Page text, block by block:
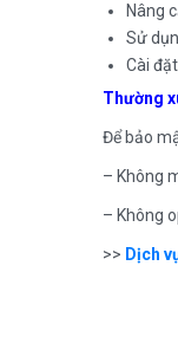
Nâng
Sử
Cài
Thường
Để bảo
– Không
– Không
>> Dịch